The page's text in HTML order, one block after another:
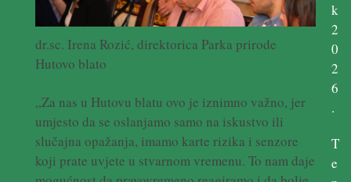
dr.sc. Irena Rozić, direktorica Parka prirode
Hutovo blato
„Za nas u Hutovu blatu ovo je iznimno važno, jer
umjesto da se oslanjamo samo na iskustvo ili
slučajna opažanja, imamo karte rizika i senzore
koji prate uvjete u stvarnom vremenu. To nam daje
k
2
0
2
6
.
T
e